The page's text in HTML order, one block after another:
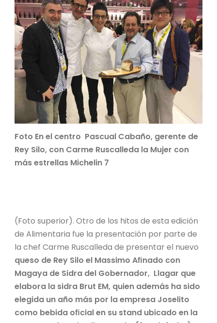
Foto En el centro Pascual Cabaño, gerente de
Rey Silo, con Carme Ruscalleda la Mujer con
más estrellas Michelin 7
(Foto superior). Otro de los hitos de esta edición
de Alimentaria fue la presentación por parte de
la chef Carme Ruscalleda de presentar el nuevo
queso de Rey Silo el Massimo Aﬁnado con
Magaya de Sidra del Gobernador, Llagar que
elabora la sidra Brut EM, quien además ha sido
elegida un año más por la empresa Joselito
como bebida oﬁcial en su stand ubicado en la